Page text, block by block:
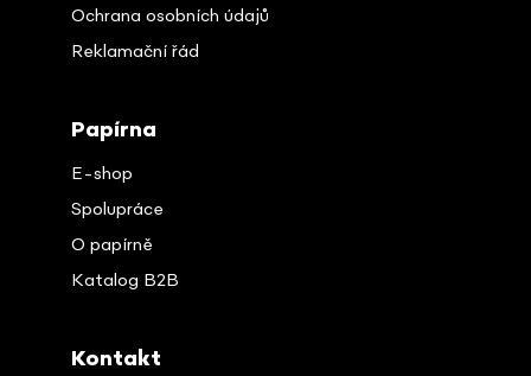
Ochrana osobních údajů
Reklamační řád
Papírna
E-shop
Spolupráce
O papírně
Katalog B2B
Kontakt